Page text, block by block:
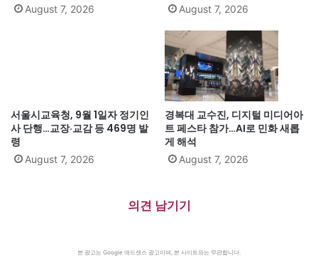
August 7, 2026 August 7, 2026
서울시교육청, 9월 1일자 정기인
사 단행…교장·교감 등 469명 발
령
August 7, 2026
경복대 교수진, 디지털 미디어아
트 페스타 참가…AI로 민화 새롭
게 해석
August 7, 2026
의견 남기기
본 광고는 Google 애드센스 광고이며, 본 사이트와는 무관합니다.